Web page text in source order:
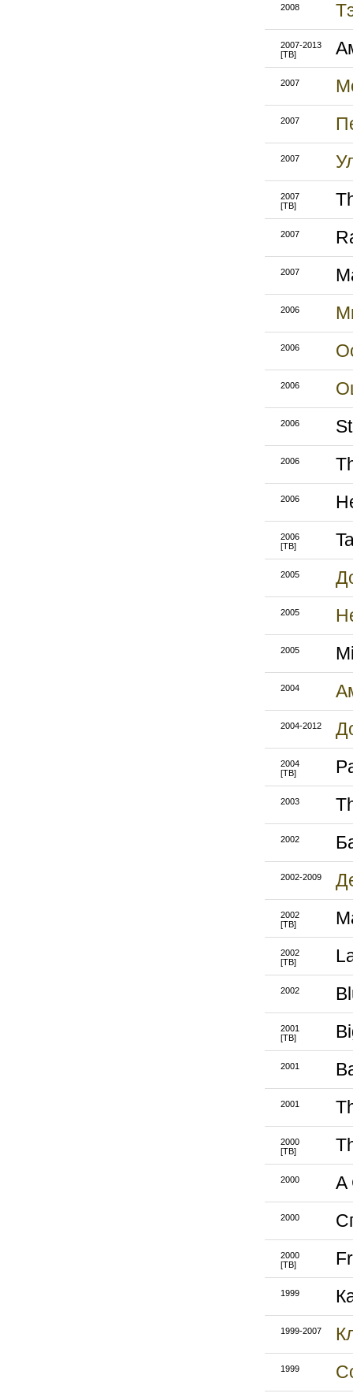
2008
2007-2013
[ТВ]
2007
2007
2007
2007
[ТВ]
2007
2007
2006
2006
2006
2006
2006
2006
2006
[ТВ]
2005
2005
2005
2004
2004-2012
2004
[ТВ]
2003
2002
2002-2009
2002
[ТВ]
2002
[ТВ]
2002
2001
[ТВ]
2001
2001
2000
[ТВ]
2000 A
2000
2000
[ТВ]
1999
1999-2007
1999